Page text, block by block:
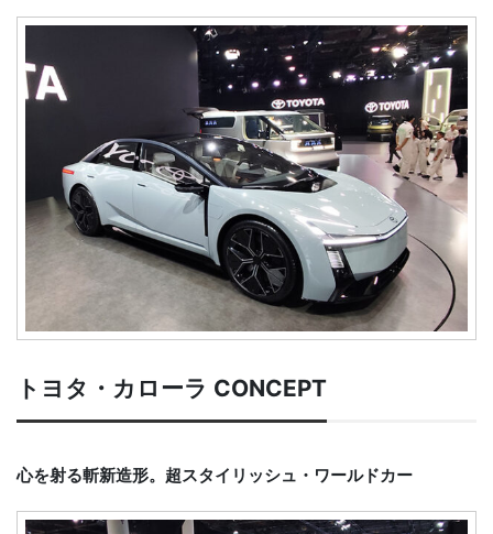
トヨタ・カローラ CONCEPT
心を射る斬新造形。超スタイリッシュ・ワールドカー